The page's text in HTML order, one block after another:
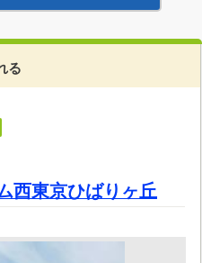
る
西東京ひばりヶ丘